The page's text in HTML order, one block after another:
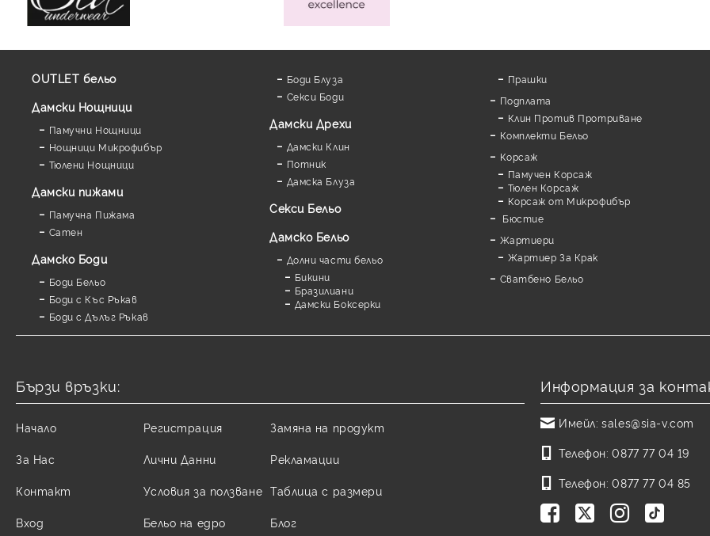
OUTLET бельо
Дамски Нощници
Памучни Нощници
Нощници Микрофибър
Тюлени Нощници
Дамски пижами
Памучна Пижама
Сатен
Дамскo Боди
Боди Бельо
Боди с Къс Ръкав
Боди с Дълъг Ръкав
Боди Блуза
Секси Боди
Дамски Дрехи
Дамски Клин
Потник
Дамска Блуза
Секси Бельо
Дамско Бельо
Долни части бельо
Бикини
Бразилиани
Дамски Боксерки
Прашки
Подплата
Клин Против Протриване
Комплекти Бельо
Корсаж
Памучен Корсаж
Тюлен Корсаж
Корсаж от Микрофибър
Бюстие
Жартиери
Жартиер За Крак
Сватбено Бельо
Бързи връзки:
Начало
За Нас
Контакт
Вход
Регистрация
Лични Данни
Условия за ползване
Бельо на едро
Замяна на продукт
Рекламации
Таблица с размери
Блог
Информация за
Имейл: sales@sia-v.com
Телефон: 0877 77 04 19
Телефон: 0877 77 04 85